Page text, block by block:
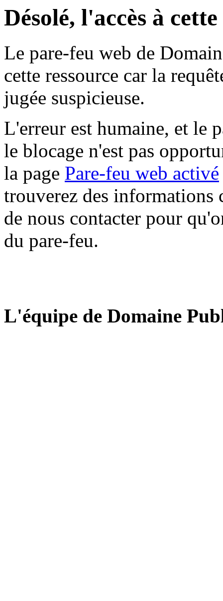
Désolé, l'accès à
Le pare-feu web de
cette ressource car la
jugée suspicieuse.
L'erreur est humaine, et le
le blocage n'est pas
la page Pare-feu web activé
trouverez des informations
de nous contacter pour
du pare-feu.
L'équipe de Domaine